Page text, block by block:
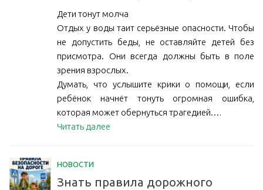
Дети тонут молча
Отдых у воды таит серьёзные опасности. Чтобы
не допустить беды, не оставляйте детей без
присмотра. Они всегда должны быть в поле
зрения взрослых.
Думать, что услышите крики о помощи, если
ребёнок начнёт тонуть огромная ошибка,
которая может обернуться трагедией.…
Читать далее
НОВОСТИ
Знать правила дорожного